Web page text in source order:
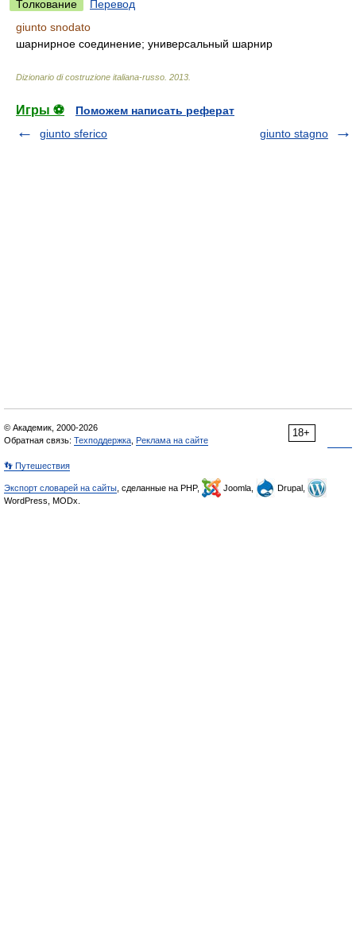
Толкование
Перевод
giunto snodato
шарнирное соединение; универсальный шарнир
Dizionario di costruzione italiana-russo 2013
Игры ⚽
Поможем написать реферат
giunto sferico
giunto stagno
18+
© Академик, 2000-2026
Обратная связь: Техподдержка Реклама на сайте
👣 Путешествия
Экспорт словарей на сайты , сделанные на PHP, Joomla,
Drupal,
WordPress, MODx.